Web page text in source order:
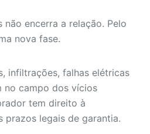
não encerra a relação. Pelo
nova fase.
infiltrações, falhas elétricas
no campo dos vícios
tem direito à
prazos legais de garantia.